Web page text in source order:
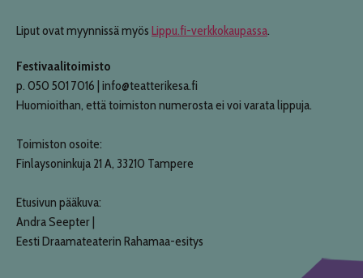
Liput ovat myynnissä myös Lippu.fi-verkkokaupassa.
Festivaalitoimisto
p. 050 501 7016 | info@teatterikesa.fi
Huomioithan, että toimiston numerosta ei voi varata lippuja.
Toimiston osoite:
Finlaysoninkuja 21 A, 33210 Tampere
Etusivun pääkuva:
Andra Seepter |
Eesti Draamateaterin Rahamaa-esitys